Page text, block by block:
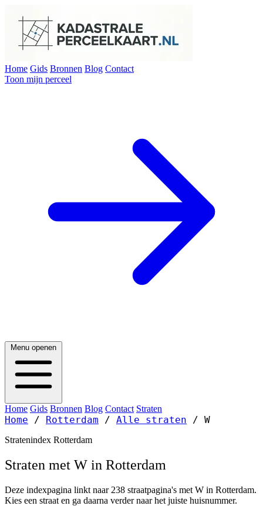
Home Gids Bronnen Blog Contact
Toon mijn perceel
Menu openen
Home Gids Bronnen Blog Contact Straten
Home / Rotterdam / Alle straten / W
Stratenindex Rotterdam
Straten met W in Rotterdam
Deze indexpagina linkt naar 238 straatpagina's met W in Rotterdam.
Kies een straat en ga daarna verder naar het juiste huisnummer.